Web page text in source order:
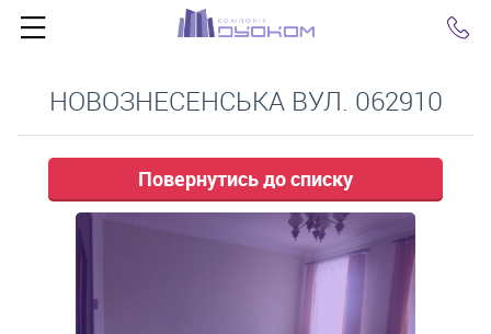
НОВОЗНЕСЕНСЬКА ВУЛ. 062910
Повернутись до списку